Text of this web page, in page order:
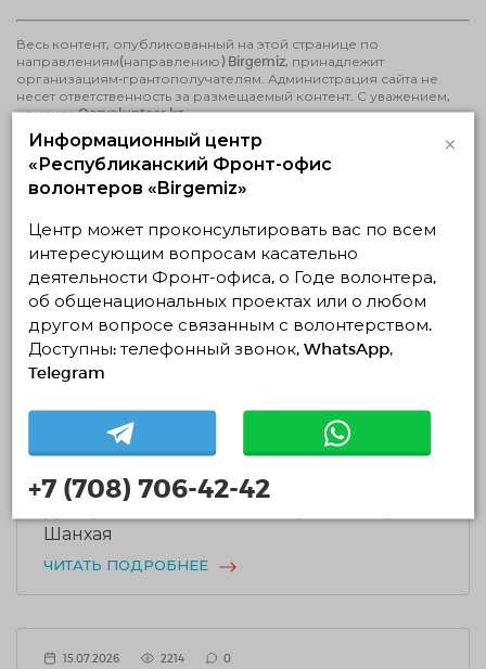
Весь контент, опубликованный на этой странице по
направлениям(направлению) Birgemiz, принадлежит
организациям-грантополучателям. Администрация сайта не
несет ответственность за размещаемый контент. С уважением,
команда Qazvolunteer.kz
Последние новости
22.07.2026 3145 0
Проводится актуализация данных
неправительственных волонтерских
организаций Казахстана
ЧИТАТЬ ПОДРОБНЕЕ
17.07.2026
В Национальной волонтерской сети
состоялась встреча с делегацией
Шанхая
ЧИТАТЬ ПОДРОБНЕЕ
15.07.2026 2214 0
Информационный центр
«Республиканский Фронт-офис
волонтеров «Birgemiz»
×
Центр может проконсультировать вас по всем
интересующим вопросам касательно
деятельности Фронт-офиса, о Годе волонтера,
об общенациональных проектах или о любом
другом вопросе связанным с волонтерством.
Доступны: телефонный звонок, WhatsApp,
Telegram
+7 (708) 706-42-42